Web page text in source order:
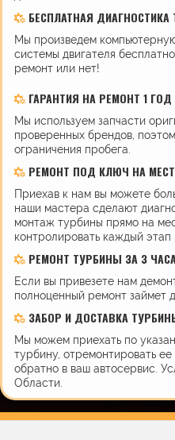
БЕСПЛАТНАЯ
Мы произведем
системы двигателя
ремонт или нет!
ГАРАНТИЯ НА РЕМОНТ 1 ГОД
Мы используем запчасти
проверенных брендов,
ограничения пробега.
РЕМОНТ ПОД КЛЮЧ НА
Приехав к нам вы можете
наши мастера сделают
монтаж турбины прямо на
контролировать каждый этап
РЕМОНТ ТУРБИНЫ ЗА 3
Если вы привезете нам
полноценный ремонт займет
ЗАБОР И ДОСТАВКА
Мы можем приехать по
турбину, отремонтировать
обратно в ваш автосервис.
Области.